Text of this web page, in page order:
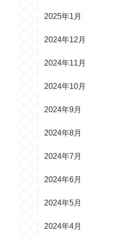
2025年1月
2024年12月
2024年11月
2024年10月
2024年9月
2024年8月
2024年7月
2024年6月
2024年5月
2024年4月